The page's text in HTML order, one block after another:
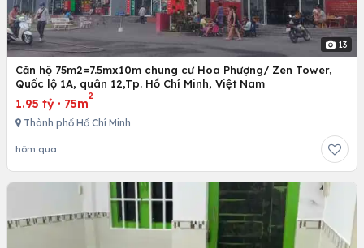
13
Căn hộ 75m2=7.5mx10m chung cư Hoa Phượng/ Zen Tower,
Quốc lộ 1A, quân 12,Tp. Hồ Chí Minh, Việt Nam
1.95 tỷ · 75m
2
Thành phố Hồ Chí Minh
hôm qua